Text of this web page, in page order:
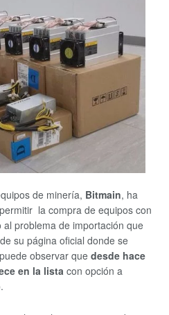
de minería, Bitmain, ha
la compra de equipos con
al problema de importación que
su página oficial donde se
observar que desde hace
en la lista con opción a